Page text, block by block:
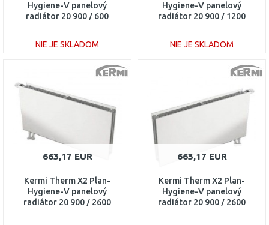
Hygiene-V panelový
radiátor 20 900 / 600
NIE JE SKLADOM
DO KOŠÍKA
Porovnať
Hygiene-V panelový
radiátor 20 900 / 1200
NIE JE SKLADOM
DO KOŠÍKA
663,17 EUR
Kermi Therm X2 Plan-
Hygiene-V panelový
radiátor 20 900 / 2600
663,17 EUR
Kermi Therm X2 Plan-
Hygiene-V panelový
radiátor 20 900 / 2600